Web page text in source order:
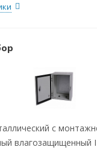
с
влагозащищенный